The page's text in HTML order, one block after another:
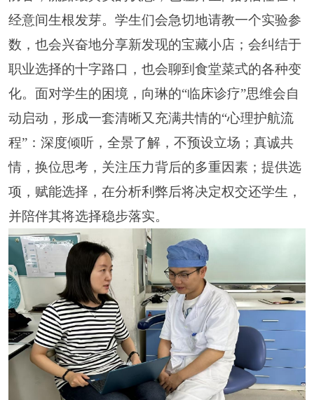
经意间生根发芽。学生们会急切地请教一个实验参
数，也会兴奋地分享新发现的宝藏小店；会纠结于
职业选择的十字路口，也会聊到食堂菜式的各种变
化。面对学生的困境，向琳的“临床诊疗”思维会自
动启动，形成一套清晰又充满共情的“心理护航流
程”：深度倾听，全景了解，不预设立场；真诚共
情，换位思考，关注压力背后的多重因素；提供选
项，赋能选择，在分析利弊后将决定权交还学生，
并陪伴其将选择稳步落实。